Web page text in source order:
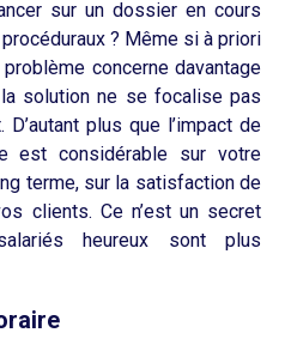
sur un dossier en cours
? Même si à priori
problème concerne davantage
solution ne se focalise pas
plus que l’impact de
est considérable sur votre
terme, sur la satisfaction de
clients. Ce n’est un secret
heureux sont plus